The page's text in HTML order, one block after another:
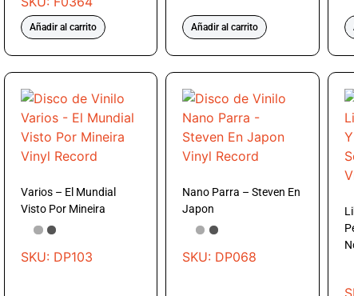
Añadir al carrito Añadir al carrito
Varios – El Mundial
Visto Por Mineira
SKU: DP103
Nano Parra – Steven En
Japon
SKU: DP068